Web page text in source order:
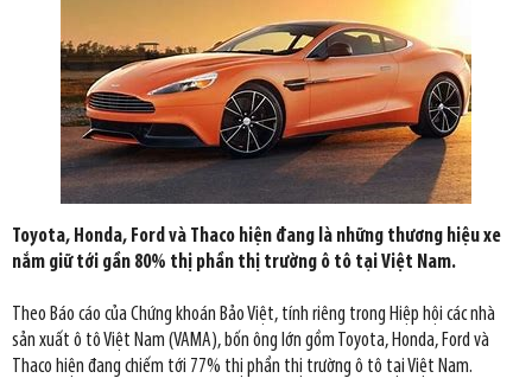
Toyota, Honda, Ford và Thaco hiện đang là những thương hiệu xe
nắm giữ tới gần 80% thị phần thị trường ô tô tại Việt Nam.
Theo Báo cáo của Chứng khoán Bảo Việt, tính riêng trong Hiệp hội các nhà
sản xuất ô tô Việt Nam (VAMA), bốn ông lớn gồm Toyota, Honda, Ford và
Thaco hiện đang chiếm tới 77% thị phần thị trường ô tô tại Việt Nam.